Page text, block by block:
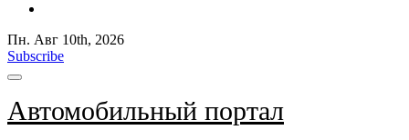
Пн. Авг 10th, 2026
Subscribe
Автомобильный портал